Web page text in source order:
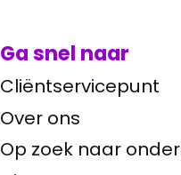
Ga snel naar
Cliëntservicepunt
Over ons
Op zoek naar